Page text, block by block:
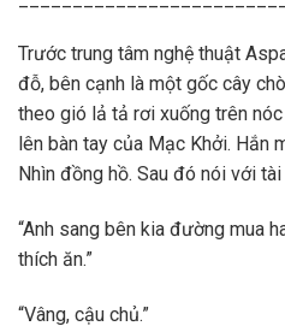
Trước trung tâm nghệ thuật
đỗ, bên cạnh là một gốc cây
theo gió lả tả rơi xuống trên
lên bàn tay của Mạc Khởi. Hắn
Nhìn đồng hồ. Sau đó nói với tài
“Anh sang bên kia đường mua
thích ăn.”
“Vâng, cậu chủ.”